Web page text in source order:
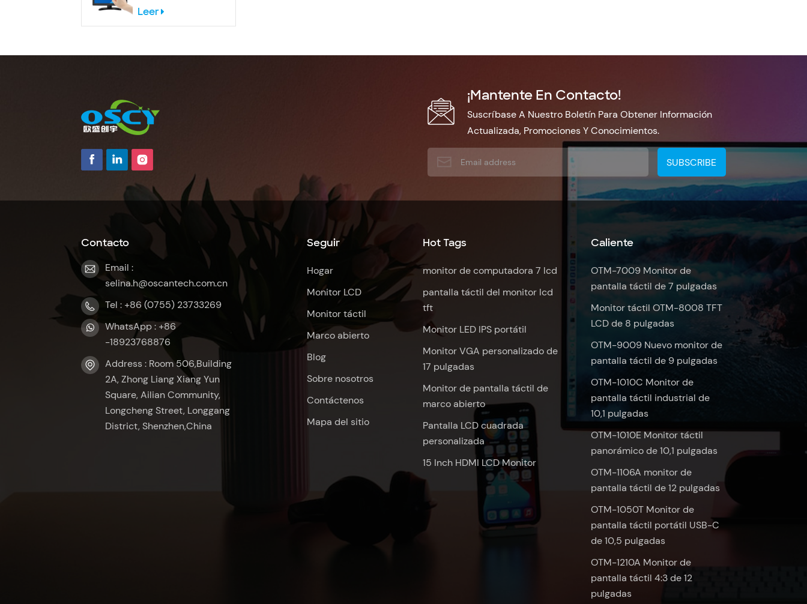
de 12 pulgadas
Leer
¡Mantente En Contacto!
Suscríbase A Nuestro Boletín Para Obtener Información
Actualizada, Promociones Y Conocimientos.
Contacto
Email :
selina.h@oscantech.com.cn
Tel : +86 (0755) 23733269
WhatsApp : +86
-18923768876
Address : Room 506,Building
2A, Zhong Liang Xiang Yun
Square, Ailian Community,
Longcheng Street, Longgang
District, Shenzhen,China
Seguir
Hogar
Monitor LCD
Monitor táctil
Marco abierto
Blog
Sobre nosotros
Contáctenos
Mapa del sitio
Hot Tags
monitor de computadora 7 lcd
pantalla táctil del monitor lcd
tft
Monitor LED IPS portátil
Monitor VGA personalizado de
17 pulgadas
Monitor de pantalla táctil de
marco abierto
Pantalla LCD cuadrada
personalizada
15 Inch HDMI LCD Monitor
Caliente
OTM-7009 Monitor de
pantalla táctil de 7 pulgadas
Monitor táctil OTM-8008 TFT
LCD de 8 pulgadas
OTM-9009 Nuevo monitor de
pantalla táctil de 9 pulgadas
OTM-1010C Monitor de
pantalla táctil industrial de
10,1 pulgadas
OTM-1010E Monitor táctil
panorámico de 10,1 pulgadas
OTM-1106A monitor de
pantalla táctil de 12 pulgadas
OTM-1050T Monitor de
pantalla táctil portátil USB-C
de 10,5 pulgadas
OTM-1210A Monitor de
pantalla táctil 4:3 de 12
pulgadas